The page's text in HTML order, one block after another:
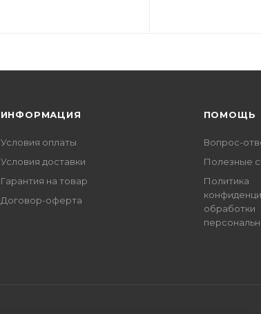
ИНФОРМАЦИЯ
Условия оплаты
Условия доставки
Гарантия на товар
Договор-оферта
ПОМОЩЬ
Вопрос-
Полезные
Политика
обработки